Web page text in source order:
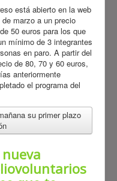
está abierto en la web
marzo a un precio
50 euros para los que
mínimo de 3 integrantes
en paro. A partir del
de 80, 70 y 60 euros,
anteriormente
el programa del
su primer plazo